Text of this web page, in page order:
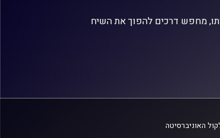
מחפש דרכים להפוך את השיח
האוניברסיטה